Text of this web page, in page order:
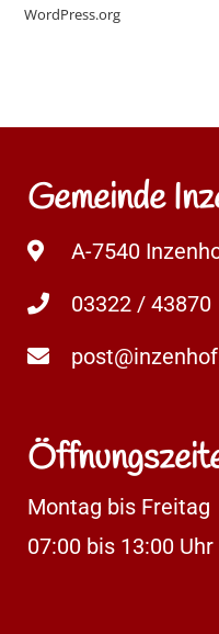
WordPress.org
Gemeinde
A-7540
03322 / 43870
Montag bis Freitag
07:00 bis 13:00 Uhr